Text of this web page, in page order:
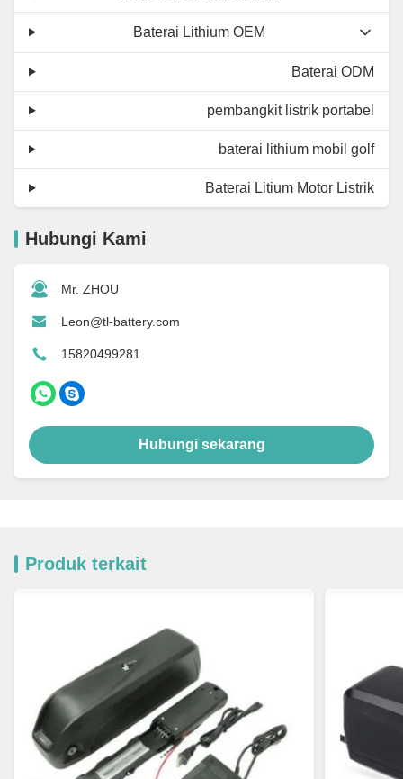
Baterai Lithium OEM
Baterai ODM
pembangkit listrik portabel
baterai lithium mobil golf
Baterai Litium Motor Listrik
Hubungi Kami
Mr. ZHOU
Leon@tl-battery.com
15820499281
Hubungi sekarang
Produk terkait